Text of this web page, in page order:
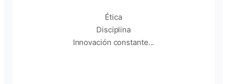
Ética
Disciplina
Innovación constante...